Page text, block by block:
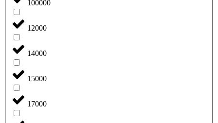
100000
12000
14000
15000
17000